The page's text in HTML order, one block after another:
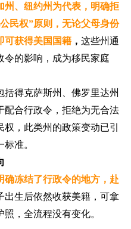
州、纽约州为代表，明确拒
民权”原则，无论父母身份
可获得美国国籍， 这些州通
令的影响，成为移民家庭
得克萨斯州、佛罗里达州
配合行政令，拒绝为无合法
，此类州的政策变动已引
准。
确冻结了行政令的地方，赴
出生后依然收获美籍，可拿
，全流程没有变化。